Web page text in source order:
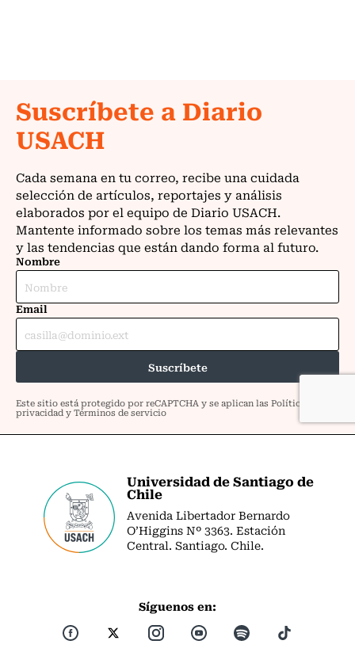
Universidad de Santiago de
Chile
Avenida Libertador Bernardo
O’Higgins Nº 3363. Estación
Central. Santiago. Chile.
Síguenos en: